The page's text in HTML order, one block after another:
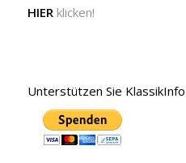
HIERklicken!
Unterstützen Sie